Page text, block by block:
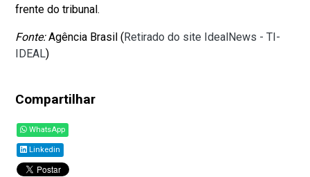
frente do tribunal.
Fonte:Agência Brasil (Retirado do site IdealNews - TI-
IDEAL)
Compartilhar
WhatsApp
Linkedin